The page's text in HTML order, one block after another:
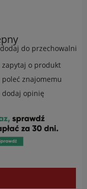
dodaj do przechowalni
zapytaj o produkt
poleć znajomemu
dodaj opinię